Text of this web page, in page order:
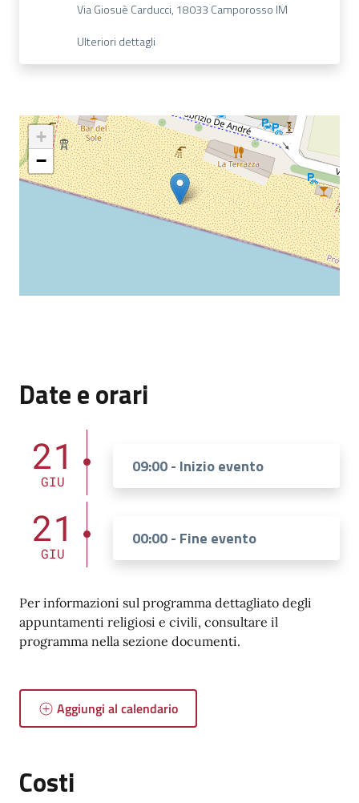
Via Giosuè Carducci, 18033 Camporosso IM
Ulteriori dettagli
+
−
Date e orari
21
GIU
09:00 - Inizio evento
21
GIU
00:00 - Fine evento
Per informazioni sul programma dettagliato degli
appuntamenti religiosi e civili, consultare il
programma nella sezione documenti.
Aggiungi al calendario
Costi